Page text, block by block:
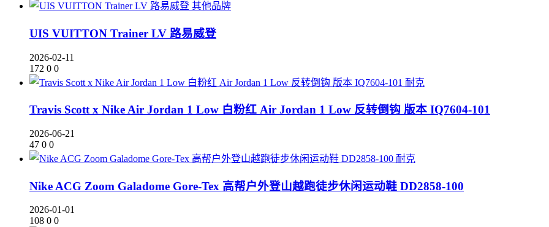
其他品牌
UIS VUITTON Trainer LV 路易威登
2026-02-11
172 0 0
耐克
Travis Scott x Nike Air Jordan 1 Low 白粉红 Air Jordan 1 Low 反转倒钩 版本 IQ7604-101
2026-06-21
47 0 0
耐克
Nike ACG Zoom Galadome Gore-Tex 高帮户外登山越跑徒步休闲运动鞋 DD2858-100
2026-01-01
108 0 0